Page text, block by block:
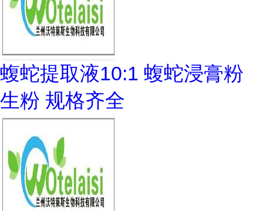
蝮蛇提取液10:1 蝮蛇浸膏粉
生粉 规格齐全